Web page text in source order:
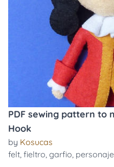
PDF sewing pattern to
Hook
by Kosucas
felt, fieltro, garfio, personaje